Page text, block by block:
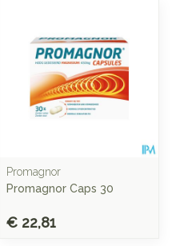
Promagnor
Promagnor Caps 30
€ 22,81